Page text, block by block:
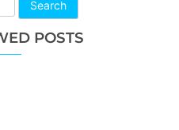
Search
POSTS